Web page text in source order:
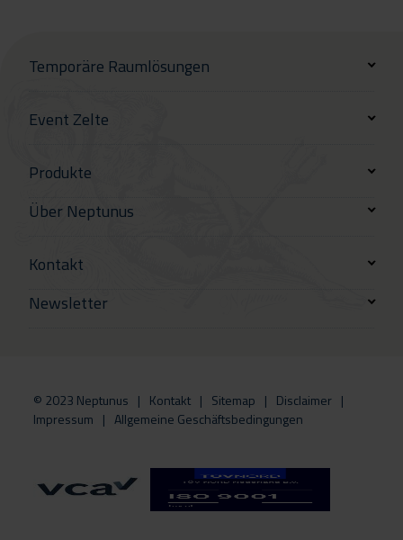
Temporäre Raumlösungen
Event Zelte
Produkte
Über Neptunus
Kontakt
Newsletter
© 2023 Neptunus Kontakt Sitemap
Disclaimer
Impressum
Allgemeine Geschäftsbedingungen